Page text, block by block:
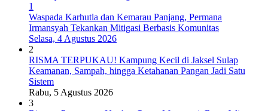
1
Waspada Karhutla dan Kemarau Panjang, Permana
Irmansyah Tekankan Mitigasi Berbasis Komunitas
Selasa, 4 Agustus 2026
2
RISMA TERPUKAU! Kampung Kecil di Jaksel Sulap
Keamanan, Sampah, hingga Ketahanan Pangan Jadi Satu
Sistem
Rabu, 5 Agustus 2026
3